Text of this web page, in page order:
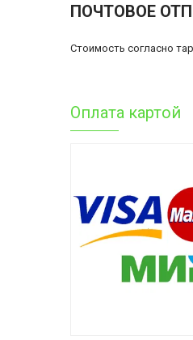
ПОЧТОВОЕ
Стоимость согласно
Оплата картой